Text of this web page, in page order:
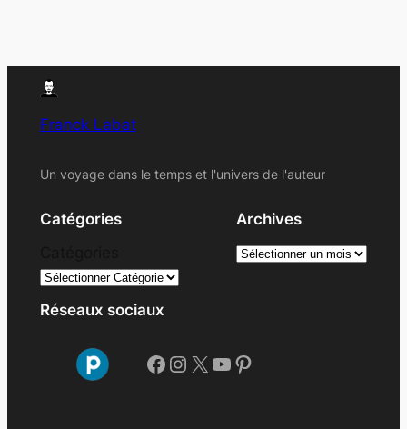
Franck Labat
Un voyage dans le temps et l'univers de l'auteur
Catégories
Archives
A
v
Réseaux sociaux
Facebook Instagram X YouTube Pinterest